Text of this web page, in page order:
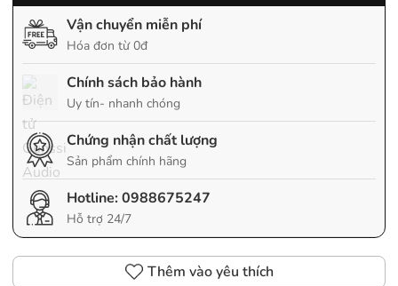
Vận chuyển miễn phí
Hóa đơn từ 0đ
Chính sách bảo hành
Uy tín- nhanh chóng
Chứng nhận chất lượng
Sản phẩm chính hãng
Hotline:0988675247
Hỗ trợ 24/7
Thêm vào yêu thích